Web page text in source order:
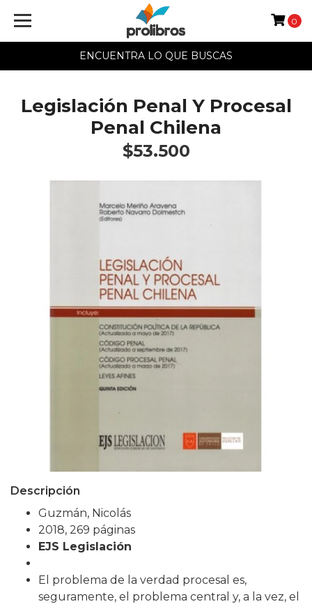
ENCUENTRA LO QUE BUSCAS
0
Legislación Penal Y Procesal
Penal Chilena
$53.500
Descripción
Guzmán, Nicolás
2018, 269 páginas
EJS Legislación
El problema de la verdad procesal es,
seguramente, el problema central y, a la vez, el